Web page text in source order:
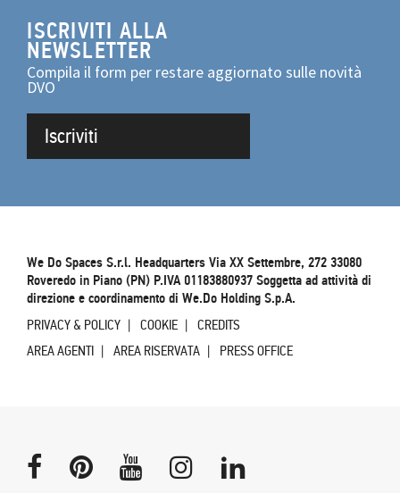
ISCRIVITI ALLA
NEWSLETTER
Compila il form per restare aggiornato sulle novità
DVO
Iscriviti
We Do Spaces S.r.l. Headquarters Via XX Settembre, 272 33080
Roveredo in Piano (PN) P.IVA 01183880937 Soggetta ad attività di
direzione e coordinamento di We.Do Holding S.p.A.
PRIVACY & POLICY COOKIE
CREDITS
AREA AGENTI
AREA RISERVATA PRESS OFFICE